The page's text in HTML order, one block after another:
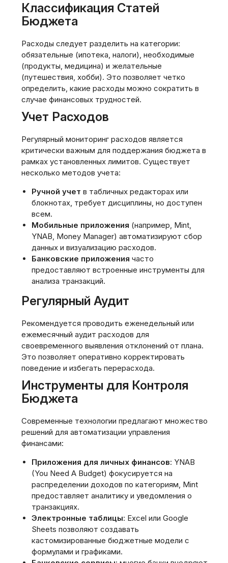
Классификация Статей
Бюджета
Расходы следует разделить на категории:
обязательные (ипотека‚ налоги)‚ необходимые
(продукты‚ медицина) и желательные
(путешествия‚ хобби). Это позволяет четко
определить‚ какие расходы можно сократить в
случае финансовых трудностей.
Учет Расходов
Регулярный мониторинг расходов является
критически важным для поддержания бюджета в
рамках установленных лимитов. Существует
несколько методов учета:
Ручной учет в табличных редакторах или
блокнотах, требует дисциплины‚ но доступен
всем.
Мобильные приложения (например‚ Mint‚
YNAB‚ Money Manager) автоматизируют сбор
данных и визуализацию расходов.
Банковские приложения часто
предоставляют встроенные инструменты для
анализа транзакций.
Регулярный Аудит
Рекомендуется проводить еженедельный или
ежемесячный аудит расходов для
своевременного выявления отклонений от плана.
Это позволяет оперативно корректировать
поведение и избегать перерасхода.
Инструменты для Контроля
Бюджета
Современные технологии предлагают множество
решений для автоматизации управления
финансами:
Приложения для личных финансов: YNAB
(You Need A Budget) фокусируется на
распределении доходов по категориям‚ Mint
предоставляет аналитику и уведомления о
транзакциях.
Электронные таблицы: Excel или Google
Sheets позволяют создавать
кастомизированные бюджетные модели с
формулами и графиками.